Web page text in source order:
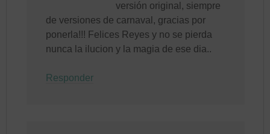
versión original, siempre
de versiones de carnaval, gracias por
ponerla!!! Felices Reyes y no se pierda
nunca la ilucion y la magia de ese dia..
Responder